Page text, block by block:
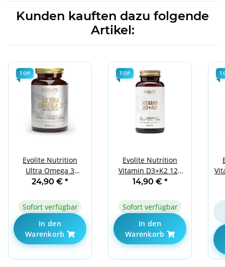
Kunden kauften dazu folgende
Artikel:
TOP
Evolite Nutrition
Ultra Omega 3
500EPA / 250DHA 100
24,90 € *
Sofort verfügbar
In den
Warenkorb
TOP
Evolite Nutrition
Vitamin D3+K2 120
Caps
14,90 € *
Sofort verfügbar
In den
Warenkorb